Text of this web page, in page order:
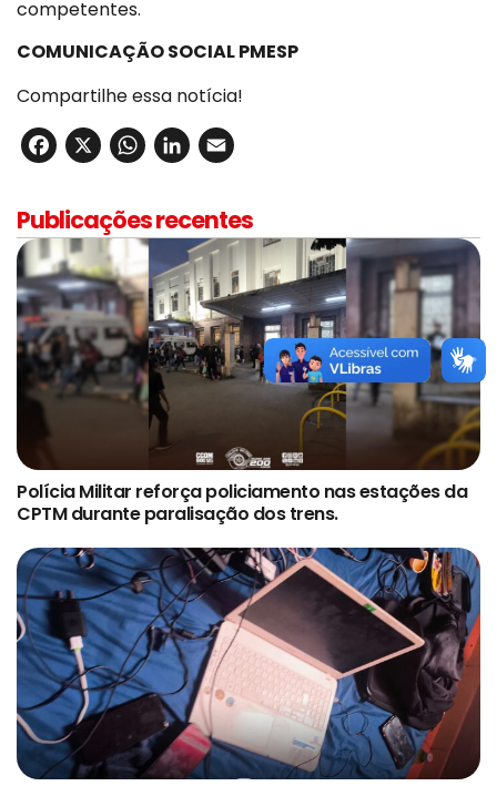
competentes.
COMUNICAÇÃO SOCIAL PMESP
Compartilhe essa notícia!
Facebook
X WhatsApp
LinkedIn
Publicações recentes
Polícia Militar reforça policiamento nas estações da
CPTM durante paralisação dos trens.